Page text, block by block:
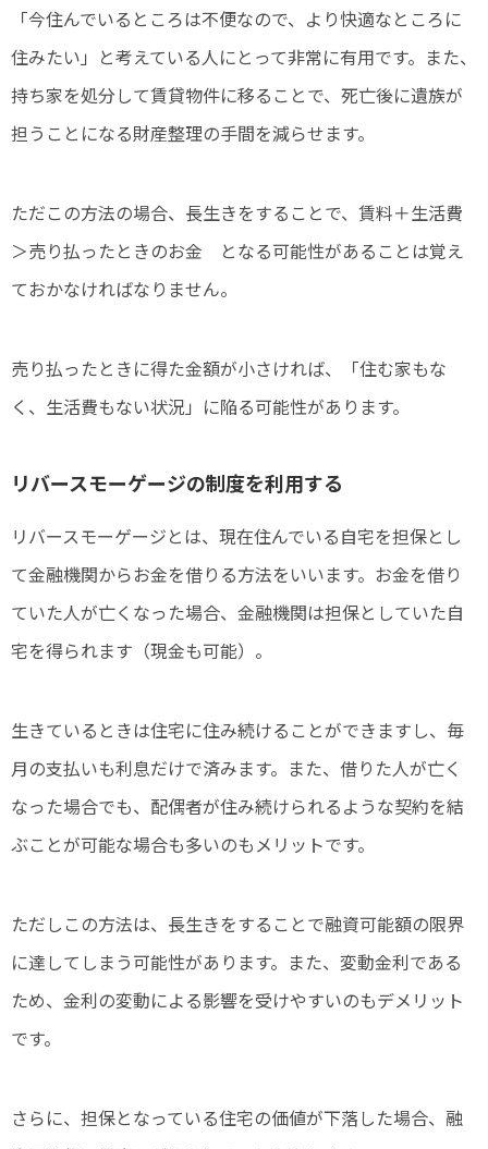
「今住んでいるところは不便なので、より快適なところに
住みたい」と考えている人にとって非常に有用です。また、
持ち家を処分して賃貸物件に移ることで、死亡後に遺族が
担うことになる財産整理の手間を減らせます。
ただこの方法の場合、長生きをすることで、賃料＋生活費
＞売り払ったときのお金 となる可能性があることは覚え
ておかなければなりません。
売り払ったときに得た金額が小さければ、「住む家もな
く、生活費もない状況」に陥る可能性があります。
リバースモーゲージの制度を利用する
リバースモーゲージとは、現在住んでいる自宅を担保とし
て金融機関からお金を借りる方法をいいます。お金を借り
ていた人が亡くなった場合、金融機関は担保としていた自
宅を得られます（現金も可能）。
生きているときは住宅に住み続けることができますし、毎
月の支払いも利息だけで済みます。また、借りた人が亡く
なった場合でも、配偶者が住み続けられるような契約を結
ぶことが可能な場合も多いのもメリットです。
ただしこの方法は、長生きをすることで融資可能額の限界
に達してしまう可能性があります。また、変動金利である
ため、金利の変動による影響を受けやすいのもデメリット
です。
さらに、担保となっている住宅の価値が下落した場合、融